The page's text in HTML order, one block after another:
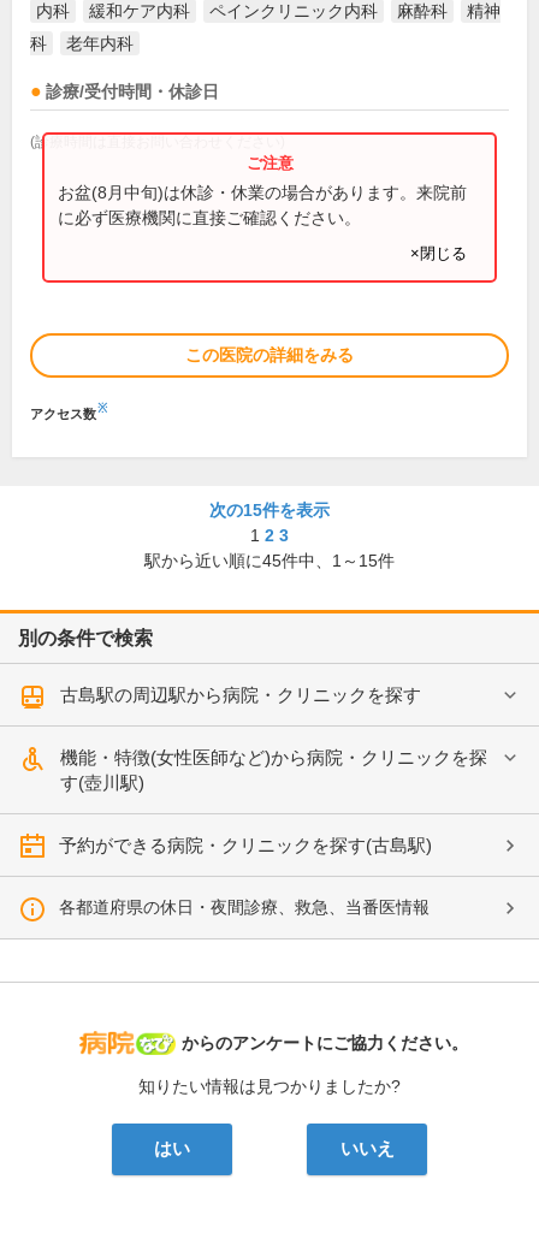
内科 緩和ケア内科 ペインクリニック内科 麻酔科
精神
科
老年内科
診療/受付時間・休診日
(診療時間は直接お問い合わせください)
お盆(8月中旬)は休診・休業の場合があります。来院前
に必ず医療機関に直接ご確認ください。
×閉じる
この医院の詳細をみる
アクセス数※
次の15件を表示
1 2 3
駅から近い順に45件中、 1～15件
別の条件で検索
古島駅の周辺駅から病院・クリニックを探す
機能・特徴(女性医師など)から病院・クリニックを探
す(壺川駅)
予約ができる病院・クリニックを探す(古島駅)
各都道府県の休日・夜間診療、救急、当番医情報
病院なび
からのアンケートにご協力ください。
知りたい情報は見つかりましたか?
はい いいえ